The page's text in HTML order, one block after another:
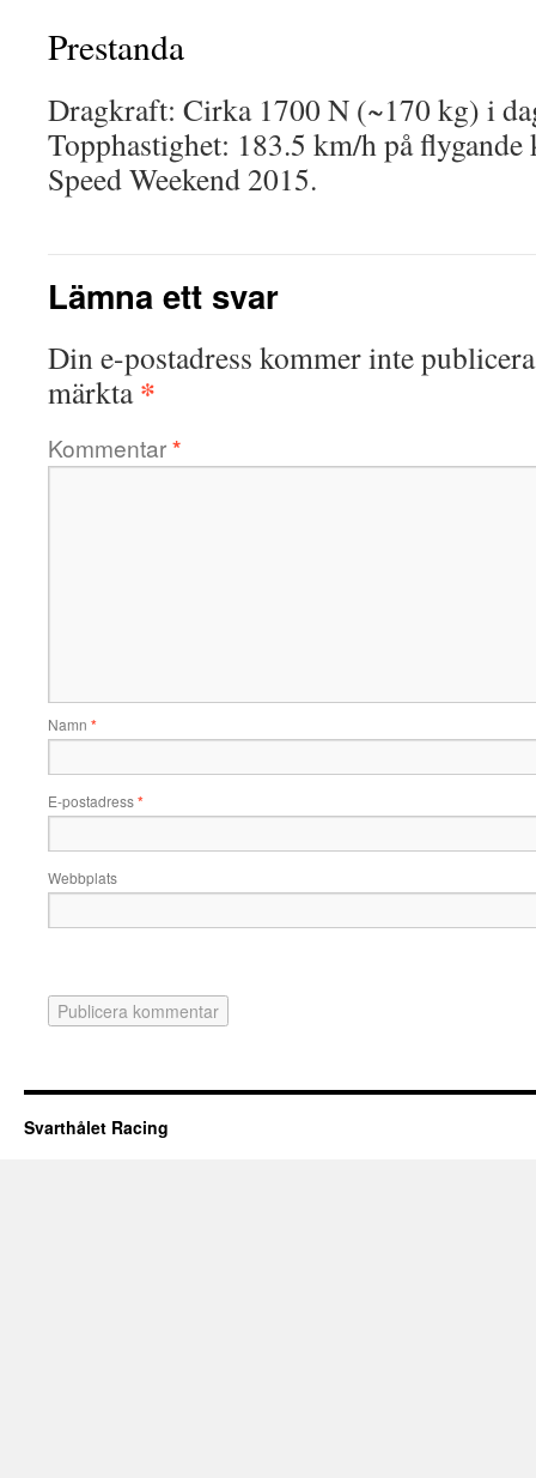
Prestanda
Dragkraft: Cirka 1700 N (~170 kg) i
Topphastighet: 183.5 km/h på
Speed Weekend 2015.
Lämna ett svar
Din e-postadress kommer inte
märkta*
Kommentar*
Namn *
E-postadress*
Webbplats
Svarthålet Racing